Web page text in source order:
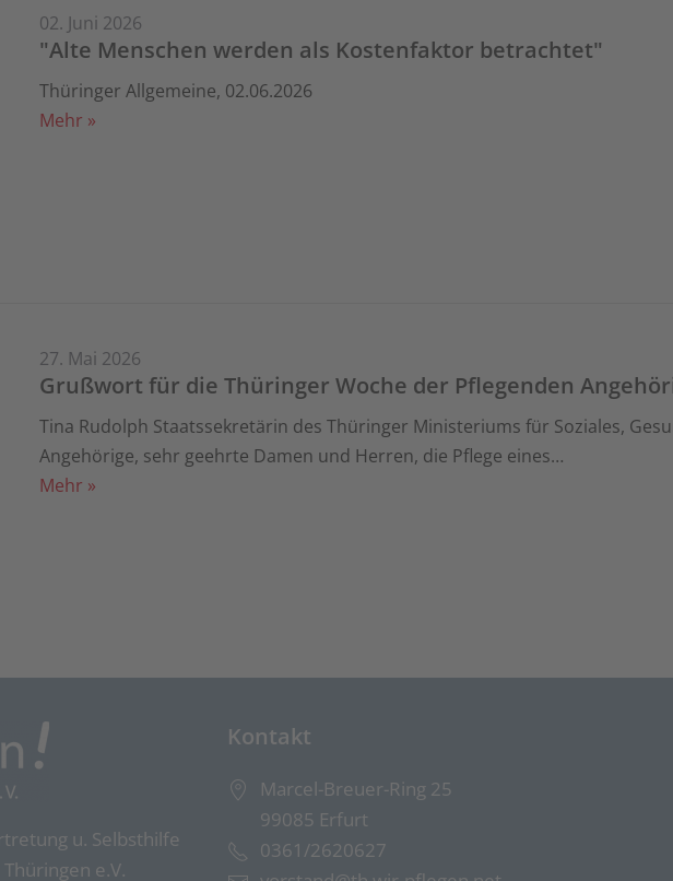
02. Juni 2026
"Alte Menschen werden als Kostenfaktor betrachtet"
Thüringer Allgemeine, 02.06.2026
Mehr »
27. Mai 2026
Grußwort für die Thüringer Woche der Pflegenden
Tina Rudolph Staatssekretärin des Thüringer Ministeriums für Soziales,
Angehörige, sehr geehrte Damen und Herren, die Pflege eines…
Mehr »
u. Selbsthilfe
e.V.
Kontakt
Marcel-Breuer-Ring 25
99085 Erfurt
0361/2620627